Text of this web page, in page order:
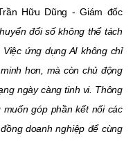
Hữu Dũng - Giám đốc
đổi số không thể tách
ứng dụng AI không chỉ
hơn, mà còn chủ động
ngày càng tinh vi. Thông
góp phần kết nối các
doanh nghiệp để cùng